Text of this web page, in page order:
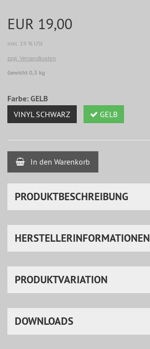
EUR 19,00
inkl. 19 % USt
zzgl. Versandkosten
Gewicht 0,3 kg
Farbe:GELB
VINYL SCHWARZ GELB
In den Warenkorb
PRODUKTBESCHREIBUNG
HERSTELLERINFORMATIONEN
PRODUKTVARIATION
DOWNLOADS